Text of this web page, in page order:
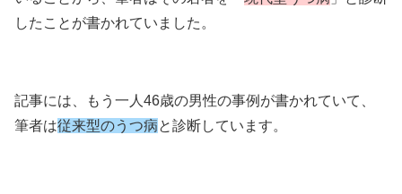
したことが書かれていました。
記事には、もう一人46歳の男性の事例が書かれていて、
筆者は従来型のうつ病と診断しています。